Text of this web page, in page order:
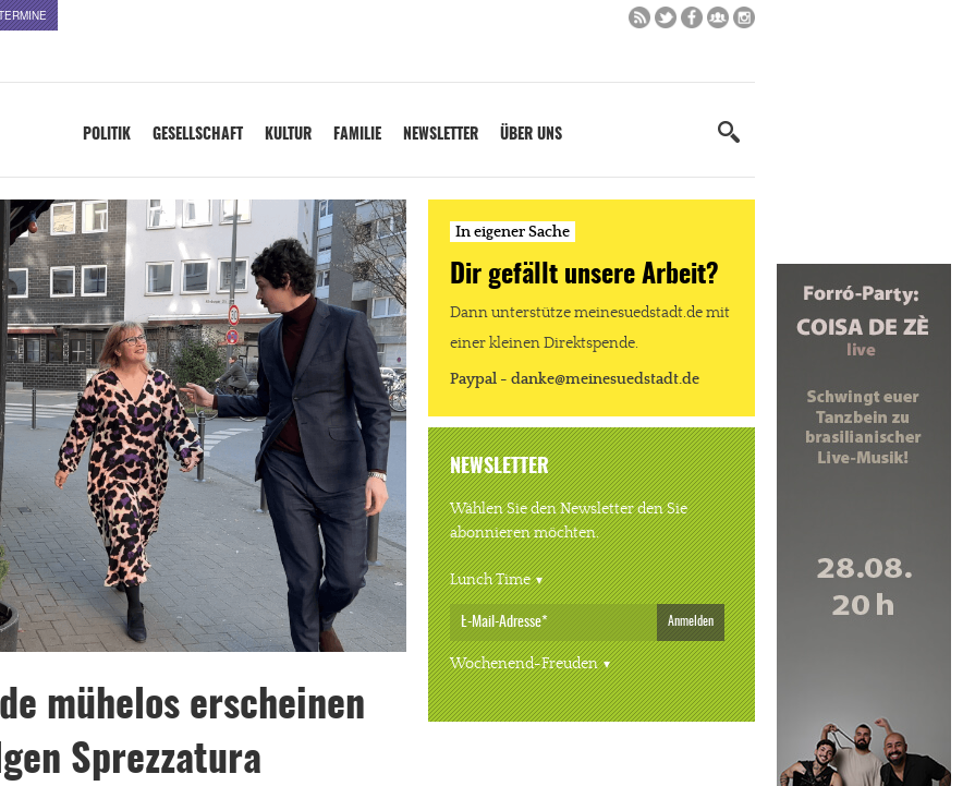
POLITIK GESELLSCHAFT KULTUR FAMILIE NEWSLETTER ÜBER UNS
mühelos erscheinen
Sprezzatura
In eigener Sache
Dir gefällt unsere Arbeit?
Dann unterstütze meinesuedstadt.de mit
einer kleinen Direktspende.
Paypal - danke@meinesuedstadt.de
NEWSLETTER
Wählen Sie den Newsletter den Sie
abonnieren möchten.
Lunch Time
Anmelden
Wochenend-Freuden